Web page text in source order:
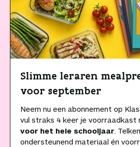
Slimme leraren
voor september
Neem nu een abonnement op
vul straks 4 keer je voorraadkast
voor het hele schooljaar.
ondersteunend materiaal én